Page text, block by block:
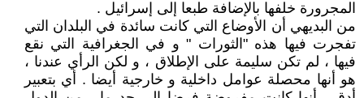
المجرورة خلفها بالإضافة طبعا إلى إسرائيل .
من البديهي أن الأوضاع التي كانت سائدة في البلدان التي
تفجرت فيها هذه "الثورات " و في الجغرافية التي نقع
فيها ، لم تكن سليمة على الإطلاق ، و لكن الرأي عندنا ،
هو أنها محصلة عوامل داخلية و خارجية أيضا . أي بتعبير